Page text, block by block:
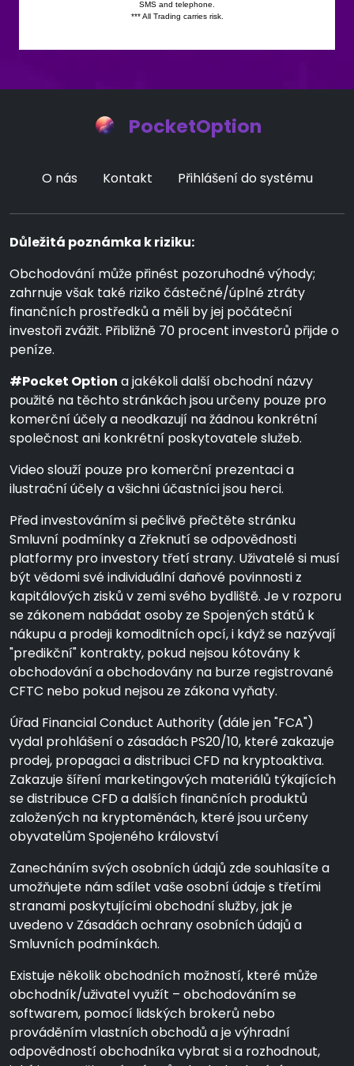
PocketOption
O nás Kontakt Přihlášení do systému
Důležitá poznámka k riziku:
Obchodování může přinést pozoruhodné výhody;
zahrnuje však také riziko částečné/úplné ztráty
finančních prostředků a měli by jej počáteční
investoři zvážit. Přibližně 70 procent investorů přijde o
peníze.
#Pocket Option a jakékoli další obchodní názvy
použité na těchto stránkách jsou určeny pouze pro
komerční účely a neodkazují na žádnou konkrétní
společnost ani konkrétní poskytovatele služeb.
Video slouží pouze pro komerční prezentaci a
ilustrační účely a všichni účastníci jsou herci.
Před investováním si pečlivě přečtěte stránku
Smluvní podmínky a Zřeknutí se odpovědnosti
platformy pro investory třetí strany. Uživatelé si musí
být vědomi své individuální daňové povinnosti z
kapitálových zisků v zemi svého bydliště. Je v rozporu
se zákonem nabádat osoby ze Spojených států k
nákupu a prodeji komoditních opcí, i když se nazývají
"predikční" kontrakty, pokud nejsou kótovány k
obchodování a obchodovány na burze registrované
CFTC nebo pokud nejsou ze zákona vyňaty.
Úřad Financial Conduct Authority (dále jen "FCA")
vydal prohlášení o zásadách PS20/10, které zakazuje
prodej, propagaci a distribuci CFD na kryptoaktiva.
Zakazuje šíření marketingových materiálů týkajících
se distribuce CFD a dalších finančních produktů
založených na kryptoměnách, které jsou určeny
obyvatelům Spojeného království
Zanecháním svých osobních údajů zde souhlasíte a
umožňujete nám sdílet vaše osobní údaje s třetími
stranami poskytujícími obchodní služby, jak je
uvedeno v Zásadách ochrany osobních údajů a
Smluvních podmínkách.
Existuje několik obchodních možností, které může
obchodník/uživatel využít – obchodováním se
softwarem, pomocí lidských brokerů nebo
prováděním vlastních obchodů a je výhradní
odpovědností obchodníka vybrat si a rozhodnout,